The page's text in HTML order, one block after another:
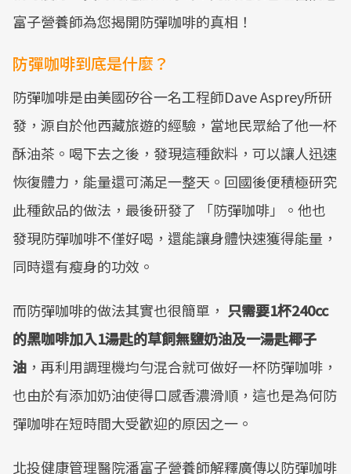
富子營養師為您揭開防彈咖啡的真相！
防彈咖啡到底是什麼？
防彈咖啡是由美國矽谷一名工程師Dave Asprey所研
發，源自於他西藏旅遊的經驗，當地民眾給了他一杯
酥油茶。喝下去之後，發現這種飲料，可以讓人迅速
恢復體力，能量還可滿足一整天。回國後便積極研究
此種飲品的做法，最後研發了 「防彈咖啡」。他也
發現防彈咖啡不僅好喝，還能讓身體快速獲得能量，
同時還有瘦身的功效。
而防彈咖啡的做法其實也很簡單， 只需要1杯240cc
的黑咖啡加入1湯匙的草飼無鹽奶油及一湯匙椰子
油 ，再利用調理機均勻混合就可做好一杯防彈咖啡，
也由於有添加奶油使得口感香濃滑順，這也是為何防
彈咖啡在短時間大受歡迎的原因之一。
北投健康管理醫院潘富子營養師解釋廣傳以防彈咖啡